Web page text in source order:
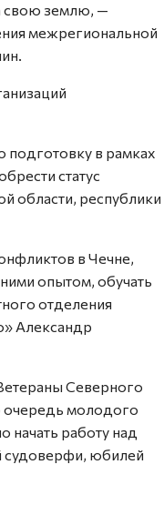
свою землю, —
межрегиональной
подготовку в рамках
статус
области, республики
в Чечне,
опытом, обучать
отделения
Александр
Северного
очередь молодого
начать работу над
судоверфи, юбилей